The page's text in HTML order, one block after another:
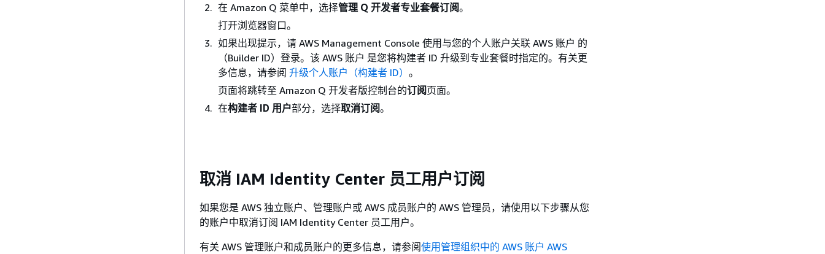
在 Amazon Q 菜单中，选择管理 Q 开发者专业套餐订阅。
打开浏览器窗口。
如果出现提示，请 AWS Management Console 使用与您的个人账户关联 AWS 账户 的
（Builder ID）登录。该 AWS 账户 是您将构建者 ID 升级到专业套餐时指定的。有关更
多信息，请参阅 升级个人账户（构建者 ID） 。
页面将跳转至 Amazon Q 开发者版控制台的订阅页面。
在构建者 ID 用户部分，选择取消订阅。
取消 IAM Identity Center 员工用户订阅
如果您是 AWS 独立账户、管理账户或 AWS 成员账户的 AWS 管理员，请使用以下步骤从您
的账户中取消订阅 IAM Identity Center 员工用户。
有关 AWS 管理账户和成员账户的更多信息，请参阅使用管理组织中的 AWS 账户 AWS